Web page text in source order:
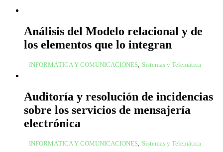
Análisis del Modelo relacional y de
los elementos que lo integran
INFORMÁTICA Y COMUNICACIONES Sistemas y Telemática
Auditoría y resolución de incidencias
sobre los servicios de mensajería
electrónica
INFORMÁTICA Y COMUNICACIONES Sistemas y Telemática